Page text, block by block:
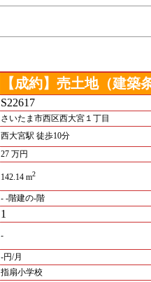
【成約】売土地（建築
S22617
さいたま市西区西大宮１丁目
西大宮駅 徒歩10分
27 万円
142.14 m2
- -階建の-階
1
-
-円/月
指扇小学校